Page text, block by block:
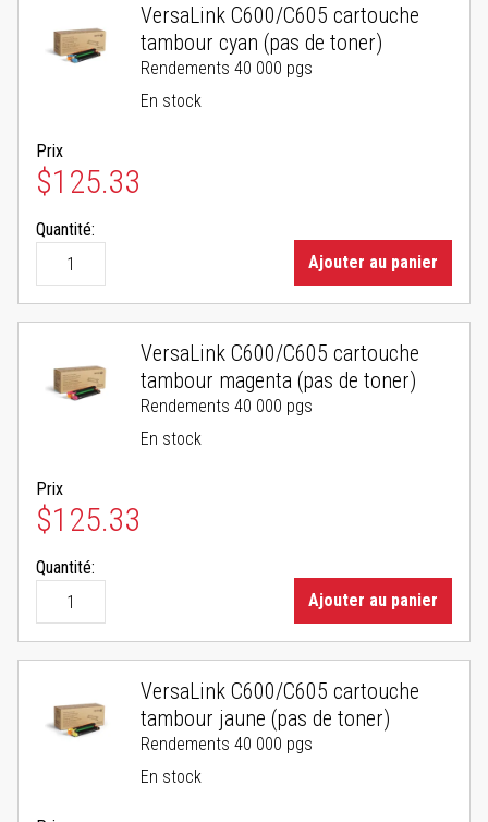
VersaLink C600/C605 cartouche
tambour cyan (pas de toner)
Rendements 40 000 pgs
En stock
Prix
$125.33
Quantité:
Ajouter au panier
VersaLink C600/C605 cartouche
tambour magenta (pas de toner)
Rendements 40 000 pgs
En stock
Prix
$125.33
Quantité:
Ajouter au panier
VersaLink C600/C605 cartouche
tambour jaune (pas de toner)
Rendements 40 000 pgs
En stock